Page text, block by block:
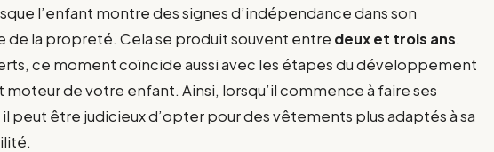
l’enfant montre des signes d’indépendance dans son
de la propreté. Cela se produit souvent entre deux et trois ans.
ce moment coïncide aussi avec les étapes du développement
de votre enfant. Ainsi, lorsqu’il commence à faire ses
peut être judicieux d’opter pour des vêtements plus adaptés à sa